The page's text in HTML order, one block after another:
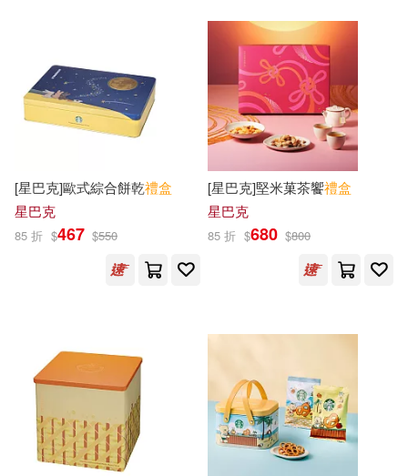
林硯俞(2) 楊棋茵(2)
目川文化編輯小組(2)
童趣出版社(2)
聖經資源中心(2) 艾略特(2)
蔡純如(2)
中華飲食文化(4) 中藝(4)
双美生活文創(4)
外語教學與研究出版社(4)
目川文化數位股份有限公司(4)
Walker Books Ltd.(3)
天地出版社(3)
安徽少年兒童出版社(3)
廣東新世紀出版社(3)
現在可購買商品(4186)
[星巴克]歐式綜合餅乾禮盒
星巴克
85 折 $467 $550
[星巴克]堅米菓茶饗禮盒
星巴克
85 折 $680 $800